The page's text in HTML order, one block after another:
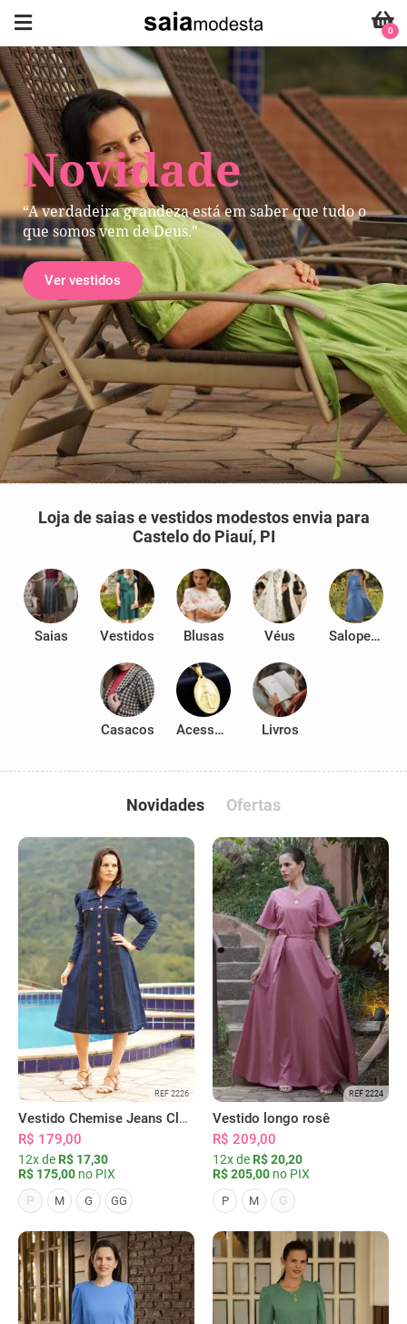
Novidade
“A verdadeira grandeza está em saber que tudo o
que somos vem de Deus."
Ver vestidos
0
Loja de saias e vestidos modestos envia para
Castelo do Piauí, PI
Saias Vestidos Blusas Véus Salopetes
Casacos Acessórios Livros
Novidades Ofertas
REF 2226
Vestido Chemise Jeans Clássica Serena
R$ 179,00
12x de R$ 17,30
R$ 175,00 no PIX
P
M G GG
REF 2224
Vestido longo rosê
R$ 209,00
12x de R$ 20,20
R$ 205,00 no PIX
P M G